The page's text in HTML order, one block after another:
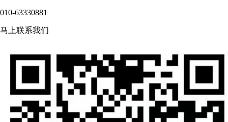
010-63330881
马上联系我们